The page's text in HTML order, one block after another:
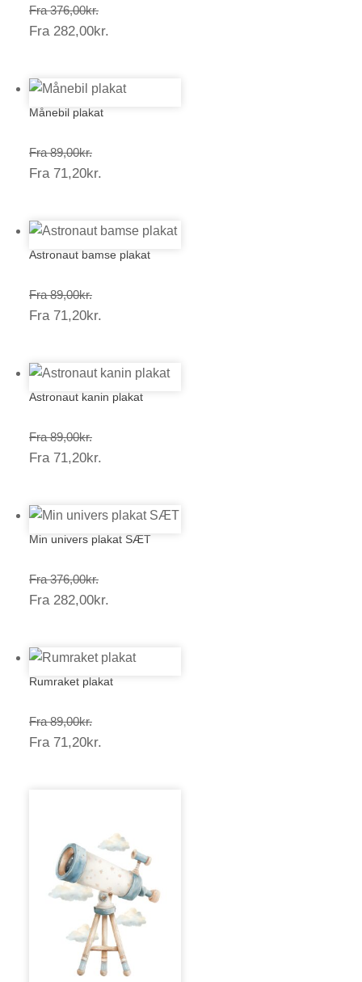
Fra 376,00kr.Prisinterval:
376,00kr.
Fra 282,00kr.
Månebil plakat
Fra 89,00kr.Prisinterval:
89,00kr.
Fra 71,20kr.
Astronaut bamse plakat
Fra 89,00kr.Prisinterval:
89,00kr.
Fra 71,20kr.
Astronaut kanin plakat
Fra 89,00kr.Prisinterval:
89,00kr.
Fra 71,20kr.
Min univers plakat SÆT
Fra 376,00kr.Prisinterval:
376,00kr.
Fra 282,00kr.
Rumraket plakat
Fra 89,00kr.Prisinterval:
89,00kr.
Fra 71,20kr.